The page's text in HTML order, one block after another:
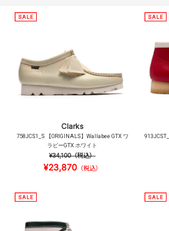
Clarks
758JCS1_S 【ORIGINALS】Wallabee GTX ワ
ラビーGTX ホワイト
¥34,100（税込）
¥23,870（税込）